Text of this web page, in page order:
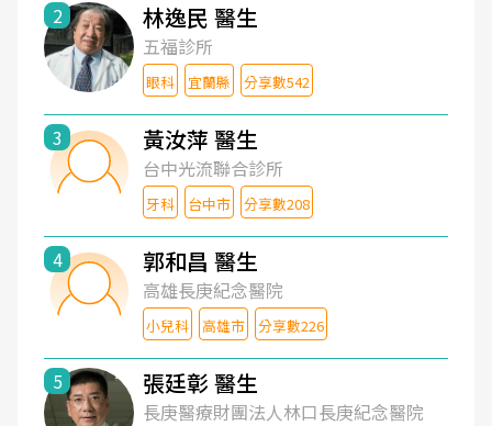
2 林逸民 醫生
五福診所
眼科 宜蘭縣 分享數542
3 黃汝萍 醫生
台中光流聯合診所
牙科 台中市 分享數208
4 郭和昌 醫生
高雄長庚紀念醫院
小兒科 高雄市 分享數226
5 張廷彰 醫生
長庚醫療財團法人林口長庚紀念醫院